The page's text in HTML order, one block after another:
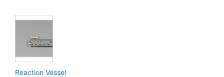
Reaction Vessel